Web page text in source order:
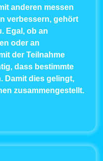
anderen messen
verbessern, gehört
Egal, ob an
oder an
der Teilnahme
dass bestimmte
Damit dies gelingt,
zusammengestellt.